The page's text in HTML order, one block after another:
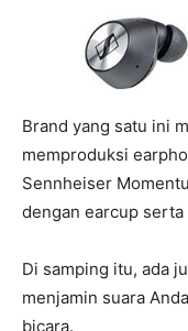
Brand yang satu ini
memproduksi
Sennheiser
dengan earcup serta
Di samping itu, ada
menjamin suara
bicara.